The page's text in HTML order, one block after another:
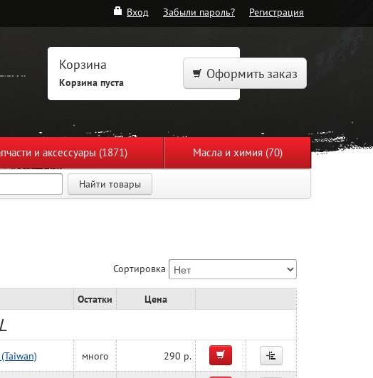
Вход Забыли пароль? Регистрация
Корзина
Корзина пуста
Оформить заказ
и аксессуары (1871) Масла и химия (70)
Найти товары
Сортировка
Остатки Цена
много 290 р.